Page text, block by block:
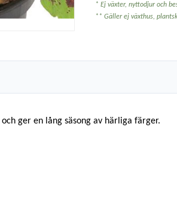
* Ej växter, nyttodjur och
** Gäller ej växthus,
ger en lång säsong av härliga färger.